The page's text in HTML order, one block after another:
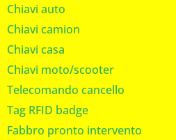
Chiavi auto
Chiavi camion
Chiavi casa
Chiavi moto/scooter
Telecomando cancello
Tag RFID badge
Fabbro pronto intervento